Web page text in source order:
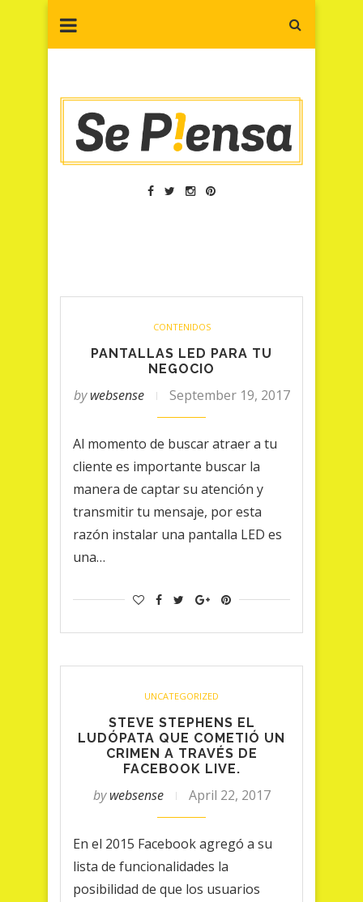
CONTENIDOS
PANTALLAS LED PARA TU
NEGOCIO
bywebsense September 19, 2017
Al momento de buscar atraer a tu
cliente es importante buscar la
manera de captar su atención y
transmitir tu mensaje, por esta
razón instalar una pantalla LED es
una…
UNCATEGORIZED
STEVE STEPHENS EL
LUDÓPATA QUE COMETIÓ UN
CRIMEN A TRAVÉS DE
FACEBOOK LIVE.
bywebsense April 22, 2017
En el 2015 Facebook agregó a su
lista de funcionalidades la
posibilidad de que los usuarios